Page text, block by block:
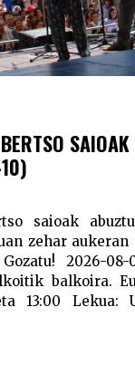
SAIOAK
saioak
zehar aukeran
2026-08-
balkoira.
13:00 Lekua: